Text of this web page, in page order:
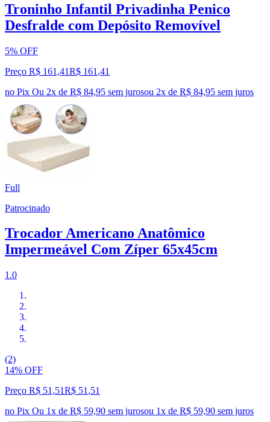
Troninho Infantil Privadinha Penico
Desfralde com Depósito Removível
5% OFF
Preço R$ 161,41R$ 161 ,41
no Pix Ou 2x de R$ 84,95 sem jurosou 2x de R$ 84,95 sem juros
Full
Patrocinado
Trocador Americano Anatômico
Impermeável Com Zíper 65x45cm
1.0
(2)
14% OFF
Preço R$ 51,51R$ 51 ,51
no Pix Ou 1x de R$ 59,90 sem jurosou 1x de R$ 59,90 sem juros